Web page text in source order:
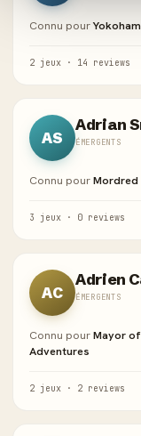
Connu pour
2 jeux · 14 reviews
AS
Adrian
ÉMERGENTS
Connu pourMordred
3 jeux · 0 reviews
AC
Adrien
ÉMERGENTS
Connu pourMayor of
Adventures
2 jeux · 2 reviews